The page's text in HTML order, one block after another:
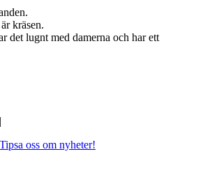
kräsen.
det lugnt med damerna och har ett
Tipsa oss om nyheter!